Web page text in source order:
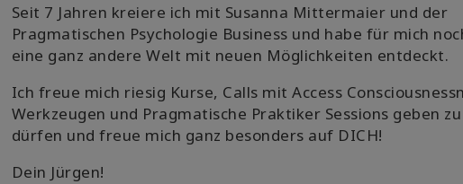
Seit 7 Jahren kreiere ich mit Susanna Mittermaier und der
Pragmatischen Psychologie Business und habe für mich
eine ganz andere Welt mit neuen Möglichkeiten entdeckt.
Ich freue mich riesig Kurse, Calls mit Access
Werkzeugen und Pragmatische Praktiker Sessions geben zu
dürfen und freue mich ganz besonders auf DICH!
Dein Jürgen!